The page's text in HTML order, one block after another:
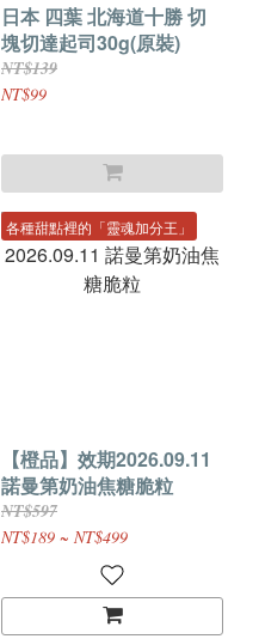
日本 四葉 北海道十勝 切
塊切達起司30g(原裝)
NT$139
NT$99
各種甜點裡的「靈魂加分王」
【橙品】效期2026.09.11
諾曼第奶油焦糖脆粒
NT$597
NT$189 ~ NT$499